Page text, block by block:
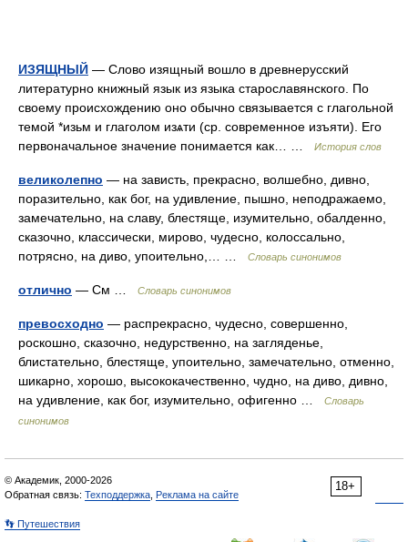
ИЗЯЩНЫЙ — Слово изящный вошло в древнерусский
литературно книжный язык из языка старославянского. По
своему происхождению оно обычно связывается с глагольной
темой *изьм и глаголом изѧти (ср. современное изъяти). Его
первоначальное значение понимается как… …
История слов
великолепно — на зависть, прекрасно, волшебно, дивно,
поразительно, как бог, на удивление, пышно, неподражаемо,
замечательно, на славу, блестяще, изумительно, обалденно,
сказочно, классически, мирово, чудесно, колоссально,
потрясно, на диво, упоительно,… …
Словарь синонимов
отлично — См … Словарь синонимов
превосходно — распрекрасно, чудесно, совершенно,
роскошно, сказочно, недурственно, на загляденье,
блистательно, блестяще, упоительно, замечательно, отменно,
шикарно, хорошо, высококачественно, чудно, на диво, дивно,
на удивление, как бог, изумительно, офигенно …
Словарь
синонимов
18+
© Академик, 2000-2026
Обратная связь: Техподдержка Реклама на сайте
👣 Путешествия